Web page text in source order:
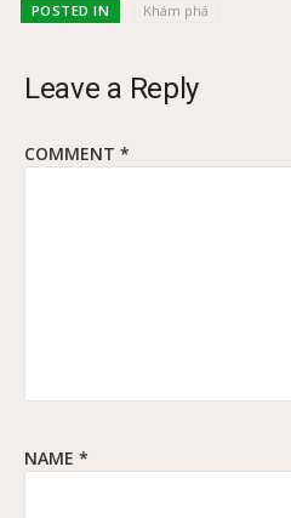
POSTED IN Khám phá
Leave a Reply
COMMENT *
NAME *